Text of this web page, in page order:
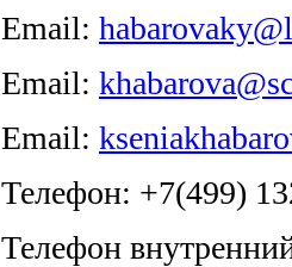
Email:
Email:
Email:
Телефон: +7(499)
Телефон